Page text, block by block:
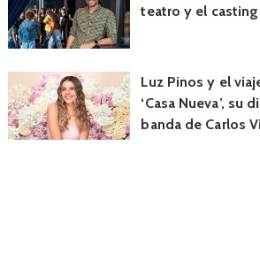
teatro y el
Luz Pinos y el
‘Casa Nueva’, su
banda de Carlos